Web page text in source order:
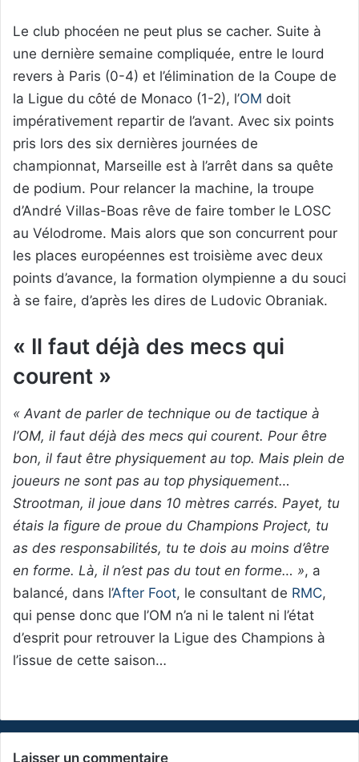
Le club phocéen ne peut plus se cacher. Suite à
une dernière semaine compliquée, entre le lourd
revers à Paris (0-4) et l’élimination de la Coupe de
la Ligue du côté de Monaco (1-2), l’OM doit
impérativement repartir de l’avant. Avec six points
pris lors des six dernières journées de
championnat, Marseille est à l’arrêt dans sa quête
de podium. Pour relancer la machine, la troupe
d’André Villas-Boas rêve de faire tomber le LOSC
au Vélodrome. Mais alors que son concurrent pour
les places européennes est troisième avec deux
points d’avance, la formation olympienne a du souci
à se faire, d’après les dires de Ludovic Obraniak.
« Il faut déjà des mecs qui
courent »
« Avant de parler de technique ou de tactique à
l’OM, il faut déjà des mecs qui courent. Pour être
bon, il faut être physiquement au top. Mais plein de
joueurs ne sont pas au top physiquement…
Strootman, il joue dans 10 mètres carrés. Payet, tu
étais la figure de proue du Champions Project, tu
as des responsabilités, tu te dois au moins d’être
en forme. Là, il n’est pas du tout en forme… », a
balancé, dans l’After Foot, le consultant de RMC,
qui pense donc que l’OM n’a ni le talent ni l’état
d’esprit pour retrouver la Ligue des Champions à
l’issue de cette saison…
Laisser un commentaire